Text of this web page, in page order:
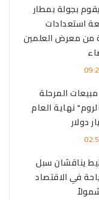
بجولة بمطار
استعدادات
من معرض العلمين
المرحلة
نهاية العام
دولار
يناقشان سبل
في الاقتصاد